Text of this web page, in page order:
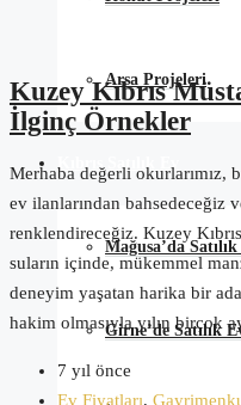
Arsa Projeleri
Kıbrıs Satılık Ev
Mağusa’da
Girne’de Satılık
Kuzey Kıbrıs
İlginç Örnekler
Merhaba değerli okurlarımız,
ev ilanlarından bahsedeceğiz
renklendireceğiz. Kuzey
suların içinde, mükemmel
deneyim yaşatan harika bir
hakim olmasıyla yılın birçok
7 yıl önce
Ev Fiyatları,